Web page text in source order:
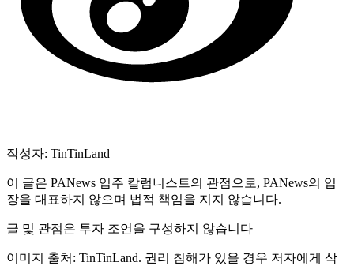
작성자: TinTinLand
이 글은 PANews 입주 칼럼니스트의 관점으로, PANews의 입
장을 대표하지 않으며 법적 책임을 지지 않습니다.
글 및 관점은 투자 조언을 구성하지 않습니다
이미지 출처: TinTinLand. 권리 침해가 있을 경우 저자에게 삭